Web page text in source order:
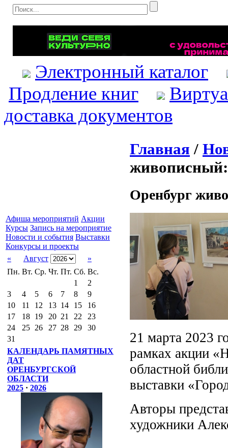
Электронный каталог
Продление книг
доставка документов
Афиша мероприятий Акции
Курсы Запись на мероприятие
Новости и события Выставки
Конкурсы и проекты
«
Август
»
Пн. Вт. Ср. Чт. Пт. Сб. Вс.
1
2
3
4 5 6 7 8
9
10
11 12 13 14 15
16
17
18 19 20 21 22
23
24
25 26 27 28 29
30
31
КАЛЕНДАРЬ ПАМЯТНЫХ
ДАТ
ОРЕНБУРГСКОЙ
ОБЛАСТИ
2025 · 2026
Главная /
живописный:
Оренбург
21 марта 2023
рамках акции
областной
выставки
Авторы
художники